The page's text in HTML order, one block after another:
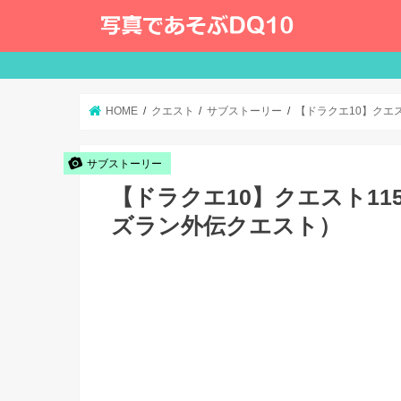
HOME クエスト サブストーリー 【ドラクエ10】クエ
サブストーリー
【ドラクエ10】クエスト
ズラン外伝クエスト）